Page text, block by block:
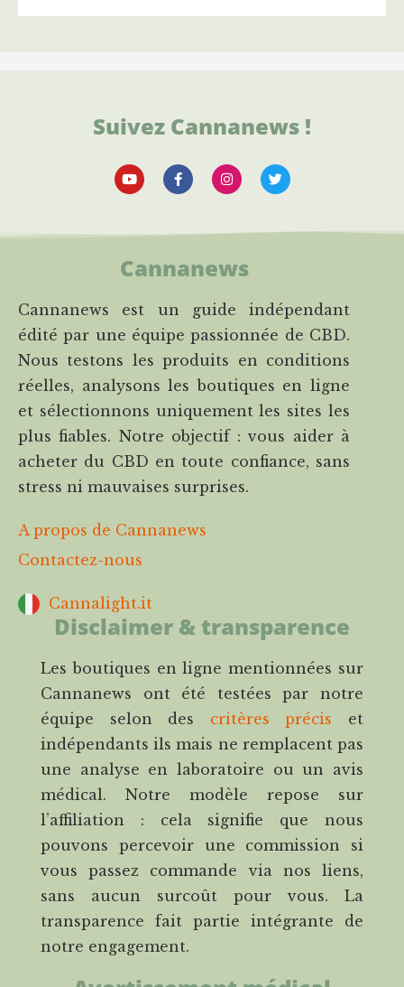
Suivez Cannanews !
Cannanews
Cannanews est un guide indépendant
édité par une équipe passionnée de CBD.
Nous testons les produits en conditions
réelles, analysons les boutiques en ligne
et sélectionnons uniquement les sites les
plus fiables. Notre objectif : vous aider à
acheter du CBD en toute confiance, sans
stress ni mauvaises surprises.
A propos de Cannanews
Contactez-nous
Cannalight.it
Disclaimer & transparence
Les boutiques en ligne mentionnées sur
Cannanews ont été testées par notre
équipe selon des critères précis et
indépendants ils mais ne remplacent pas
une analyse en laboratoire ou un avis
médical. Notre modèle repose sur
l’affiliation : cela signifie que nous
pouvons percevoir une commission si
vous passez commande via nos liens,
sans aucun surcoût pour vous. La
transparence fait partie intégrante de
notre engagement.